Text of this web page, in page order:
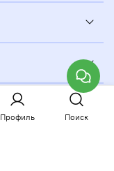
Профиль Поиск